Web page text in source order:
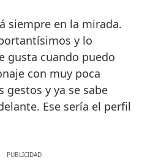
siempre en la mirada.
y lo
gusta cuando puedo
con muy poca
gestos y ya se sabe
Ese sería el perfil